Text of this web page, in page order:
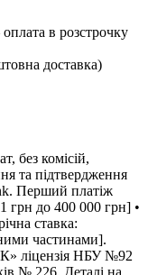
доставка)
без комісій,
та підтвердження
Перший платіж
грн до 400 000 грн] •
ставка:
частинами].
ліцензія НБУ №92